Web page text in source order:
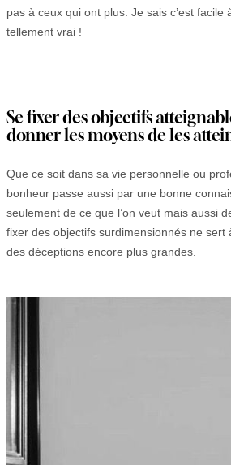
pas à ceux qui ont plus. Je sais c’est facile
tellement vrai !
Se fixer des objectifs
donner les moyens de les
Que ce soit dans sa vie personnelle ou
bonheur passe aussi par une bonne
seulement de ce que l’on veut mais aussi
fixer des objectifs surdimensionnés ne sert
des déceptions encore plus grandes.